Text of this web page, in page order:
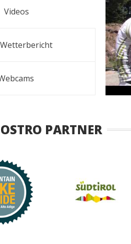
Videos
Wetterbericht
AL
PARTNER